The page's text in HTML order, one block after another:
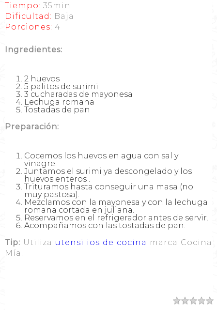
Tiempo: 35min
Dificultad: Baja
Porciones: 4
Ingredientes:
2 huevos
5 palitos de surimi
3 cucharadas de mayonesa
Lechuga romana
Tostadas de pan
Preparación:
Cocemos los huevos en agua con sal y
vinagre.
Juntamos el surimi ya descongelado y los
huevos enteros .
Trituramos hasta conseguir una masa (no
muy pastosa).
Mezclamos con la mayonesa y con la lechuga
romana cortada en juliana.
Reservamos en el refrigerador antes de servir.
Acompañamos con las tostadas de pan.
Tip: Utiliza utensilios de cocina marca Cocina
Mía.